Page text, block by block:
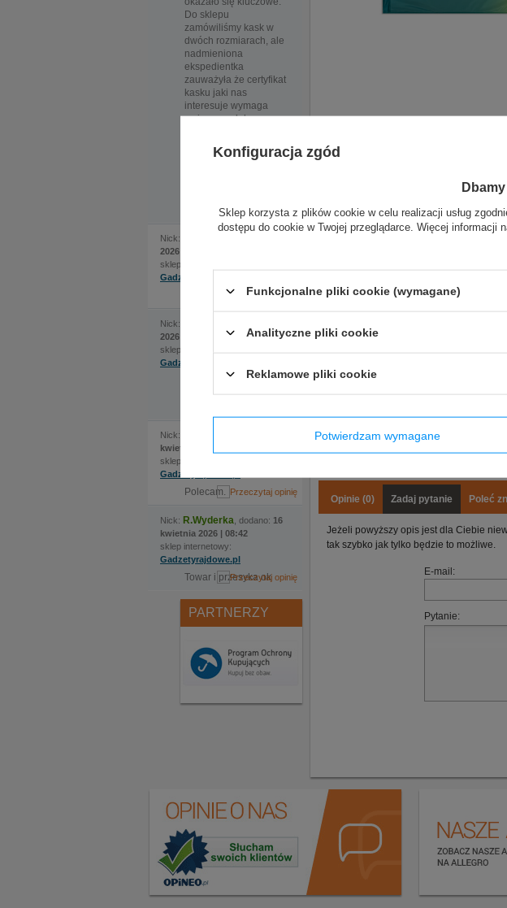
Do sklepu
zamówiliśmy kask w
dwóch rozmiarach, ale
nadmieniona
ekspedientka
zauważyła że certyfikat
kasku jaki nas
interesuje wymaga
zmiany modelu, po
kask i w krótkim czasie
odebraliśmy świetnie
Ogromnie polecam!
Nick:
2026 | 00:44
sklep internetowy:
Gadzetyrajdowe.pl
Nick:
2026 | 13:21
sklep internetowy:
Gadzetyrajdowe.pl
Jak zawsze- produkt
TURBOklasa/ wyslka 6
Nick:
kwietnia 2026 | 14:39
sklep internetowy:
Gadzetyrajdowe.pl
Polecam.
Nick: R.Wyderka , dodano: 16
kwietnia 2026 | 08:42
sklep internetowy:
Gadzetyrajdowe.pl
Towar i przesyka ok
PARTNERZY
Flaga dla kibiców z kolekcji Aston Martin
Z przodu duży nadruk z logo zespołu
Marka:
Materiał:
Opinie (0) Zadaj pytanie Poleć
Jeżeli powyższy opis jest dla Ciebie
tak szybko jak tylko będzie to możliwe.
E-mail:
Pytanie:
Konfiguracja zgód
Sklep korzysta z plików cookie w celu realizacji usług
dostępu do cookie w Twojej przeglądarce. Więcej
Funkcjonalne pliki cookie (wymagane)
Analityczne pliki cookie
Reklamowe pliki cookie
Potwierdzam wymagane